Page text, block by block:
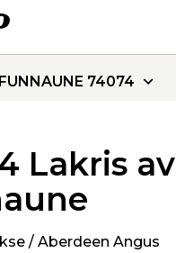
74074
Lakris av
/ Aberdeen Angus